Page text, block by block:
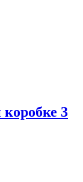
3